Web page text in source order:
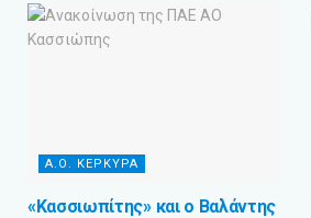
Α.Ο. ΚΕΡΚΥΡΑ
«Κασσιωπίτης» και ο Βαλάντης